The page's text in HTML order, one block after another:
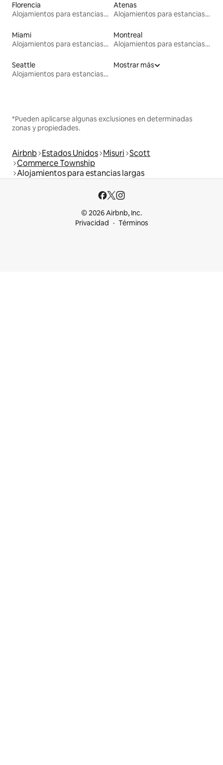
Florencia
Alojamientos para estancias largas
Atenas
Alojamientos para estancias largas
Miami
Alojamientos para estancias largas
Montreal
Alojamientos para estancias largas
Seattle
Alojamientos para estancias largas
Mostrar más
*Pueden aplicarse algunas exclusiones en determinadas
zonas y propiedades.
Airbnb Estados Unidos Misuri Scott
Commerce Township
Alojamientos para estancias largas
© 2026 Airbnb, Inc.
Privacidad
Términos